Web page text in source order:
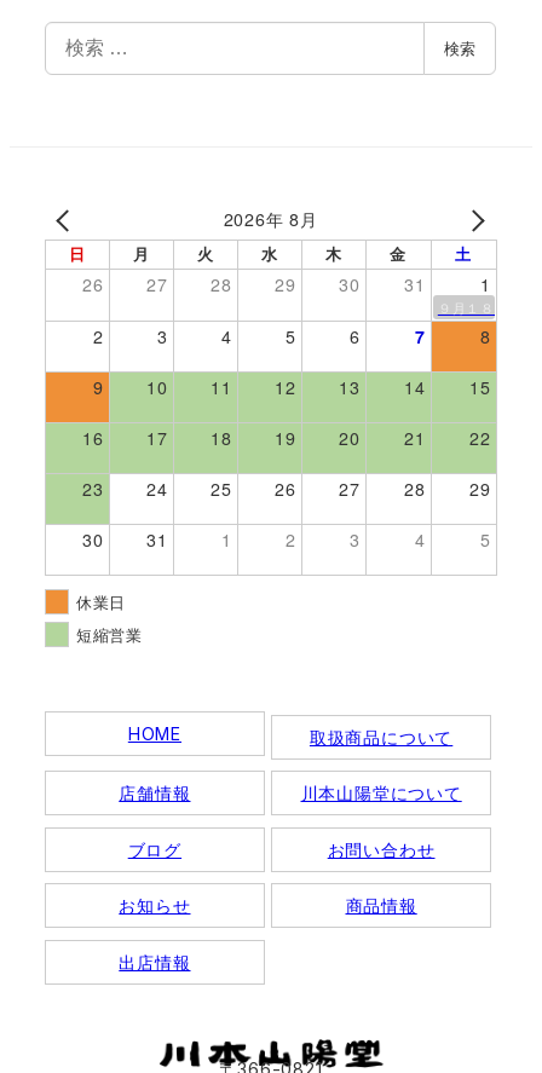
索
検索
〒366-0821
HOME 取扱商品について
店舗情報 川本山陽堂について
ブログ お問い合わせ
お知らせ 商品情報
出店情報
2026年 8月
日 月 火 水 木 金 土
26 27 28 29 30 31 1
９月１８日伊
2 3 4 5 6 7 8
9 10 11 12 13 14 15
16 17 18 19 20 21 22
23 24 25 26 27 28 29
30 31 1 2 3 4 5
休業日
短縮営業